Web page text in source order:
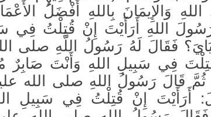
وَالإِيمَانَ بِاللهِ أَفْضَلُ
اللهِ أَرَأَيْتَ إِنْ قُتِلْتُ فِي
فَقَالَ لَهُ رَسُولُ اللَّهِ صلى
فِي سَبِيلِ اللهِ وَأَنْتَ صَابِرٌ
ثُمَّ قَالَ رَسُولُ اللهِ صلى الله
أَرَأَيْتَ إِنْ قُتِلْتُ فِي سَبِيلِ